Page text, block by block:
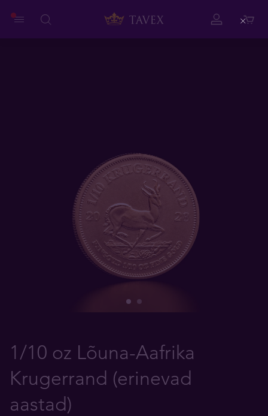
1/10 oz Lõuna-Aafrika
Krugerrand (erinevad
aastad)
Close